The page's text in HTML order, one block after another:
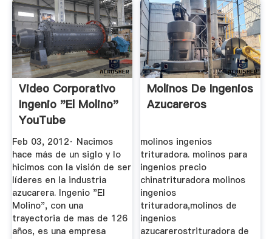
Video Corporativo
Ingenio "El Molino"
YouTube
Feb 03, 2012· Nacimos
hace más de un siglo y lo
hicimos con la visión de ser
líderes en la industria
azucarera. Ingenio "El
Molino", con una
trayectoria de mas de 126
años, es una empresa
Molinos De Ingenios
Azucareros
molinos ingenios
trituradora. molinos para
ingenios precio
chinatrituradora molinos
ingenios
trituradora,molinos de
ingenios
azucarerostrituradora de